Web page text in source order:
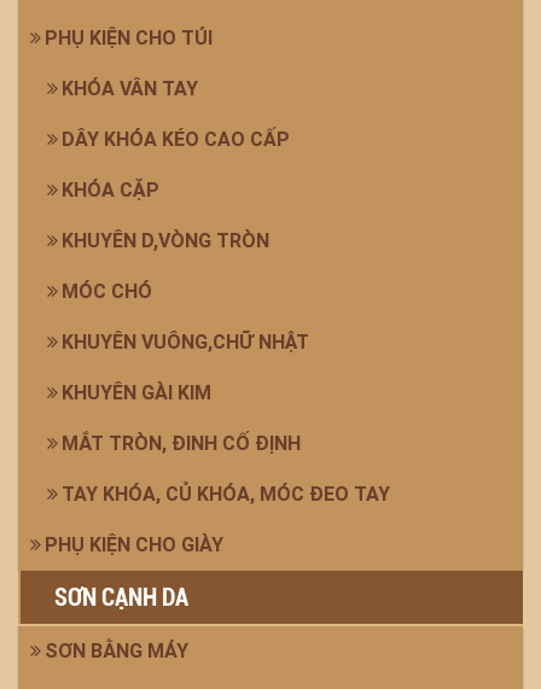
PHỤ KIỆN CHO TÚI
KHÓA VÂN TAY
DÂY KHÓA KÉO CAO CẤP
KHÓA CẶP
KHUYÊN D,VÒNG TRÒN
MÓC CHÓ
KHUYÊN VUÔNG,CHỮ NHẬT
KHUYÊN GÀI KIM
MẮT TRÒN, ĐINH CỐ ĐỊNH
TAY KHÓA, CỦ KHÓA, MÓC ĐEO TAY
PHỤ KIỆN CHO GIÀY
SƠN CẠNH DA
SƠN BẰNG MÁY